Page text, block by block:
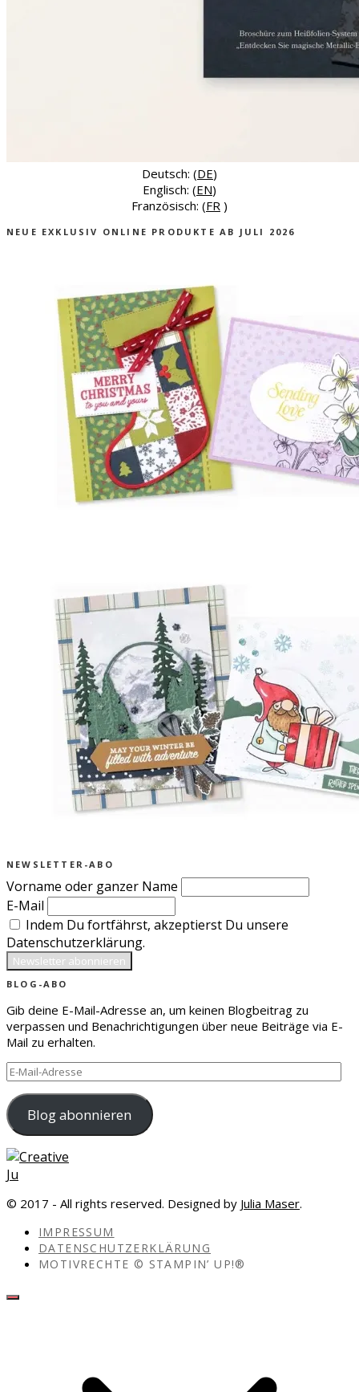
Deutsch: (DE)
Englisch: (EN)
Französisch: (FR )
NEUE EXKLUSIV ONLINE PRODUKTE AB JULI 2026
NEWSLETTER-ABO
Vorname oder ganzer Name
E-Mail
Indem Du fortfährst, akzeptierst Du unsere
Datenschutzerklärung.
BLOG-ABO
Gib deine E-Mail-Adresse an, um keinen Blogbeitrag zu
verpassen und Benachrichtigungen über neue Beiträge via E-
Mail zu erhalten.
E-
Mail-
Adresse
Blog abonnieren
© 2017 - All rights reserved. Designed by Julia Maser.
IMPRESSUM
DATENSCHUTZERKLÄRUNG
MOTIVRECHTE © STAMPIN’ UP!®